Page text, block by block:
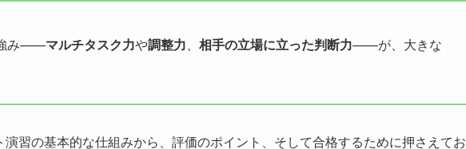
み——マルチタスク力や調整力、 相手の立場に立った判断力——が、大きな
習の基本的な仕組みから、評価のポイント、そして合格するために押さえてお